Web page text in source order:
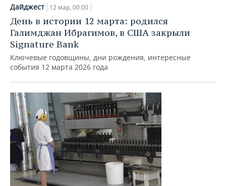
Дайджест 12 мар, 00:00
День в истории 12 марта: родился
Галимджан Ибрагимов, в США закрыли
Signature Bank
Ключевые годовщины, дни рождения, интересные
события 12 марта 2026 года